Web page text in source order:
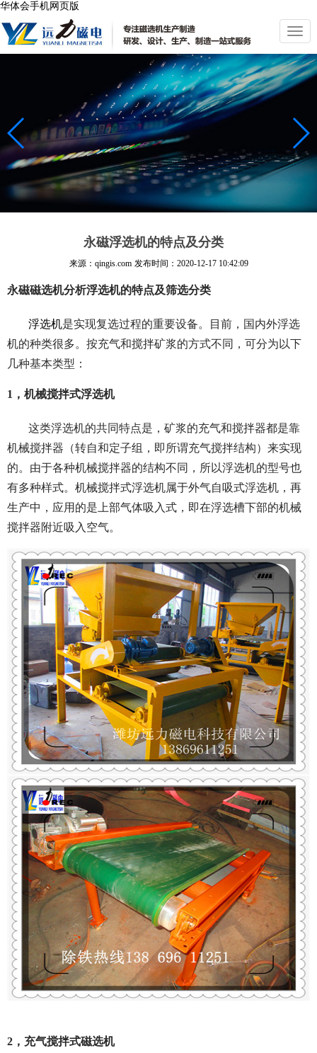
华体会手机网页版
切
换
导
航
永磁浮选机的特点及分类
来源：qingis.com 发布时间： 2020-12-17 10:42:09
永磁磁选机分析浮选机的特点及筛选分类
浮选机是实现复选过程的重要设备。目前，国内外浮选
机的种类很多。按充气和搅拌矿浆的方式不同，可分为以下
几种基本类型：
1，机械搅拌式浮选机
这类浮选机的共同特点是，矿浆的充气和搅拌器都是靠
机械搅拌器（转自和定子组，即所谓充气搅拌结构）来实现
的。由于各种机械搅拌器的结构不同，所以浮选机的型号也
有多种样式。机械搅拌式浮选机属于外气自吸式浮选机，再
生产中，应用的是上部气体吸入式，即在浮选槽下部的机械
搅拌器附近吸入空气。
2，充气搅拌式磁选机